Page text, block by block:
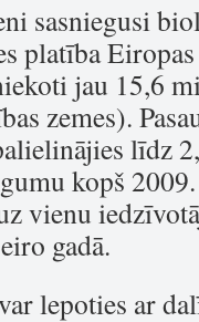
sasniegusi
platība
jau 15,6
zemes).
līdz
kopš
vienu
gadā.
lepoties ar